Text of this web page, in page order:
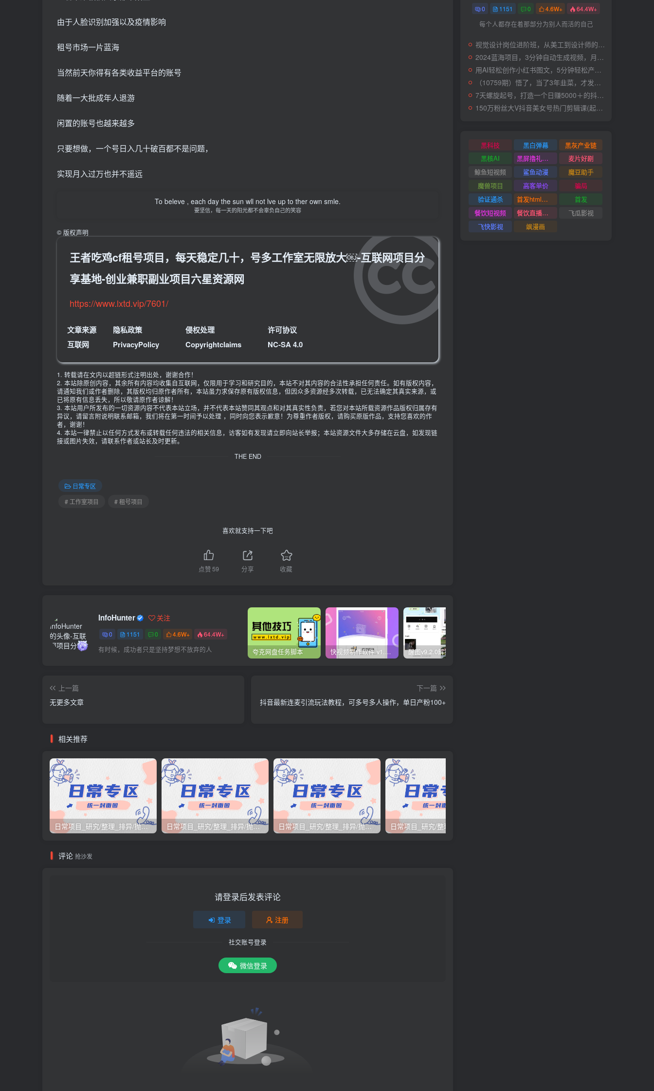
由于人脸识别加强以及疫情影响
租号市场一片蓝海
当然前天你得有各类收益平台的账号
随着一大批成年人退游
闲置的账号也越来越多
只要想做，一个号日入几十破百都不是问题，
实现月入过万也并不遥远
To beleve , each day the sun wll not lve up to ther own smle.
要坚信，每一天的阳光都不会辜负自己的笑容
© 版权声明
王者吃鸡cf租号项目，每天稳定几十，号多工作室无限放大￼-互联网项目分
享基地-创业兼职副业项目六星资源网
https://www.lxtd.vip/7601/
文章来源
互联网
隐私政策
PrivacyPolicy
侵权处理
Copyrightclaims
许可协议
NC-SA 4.0
1. 转载请在文内以超链形式注明出处，谢谢合作！
2. 本站除原创内容，其余所有内容均收集自互联网，仅限用于学习和研究目的，本站不对其内容的合法性承担任何责任。如有版权内容，
请通知我们或作者删除，其版权均归原作者所有，本站虽力求保存原有版权信息，但因众多资源经多次转载，已无法确定其真实来源，或
已将原有信息丢失，所以敬请原作者谅解！
3. 本站用户所发布的一切资源内容不代表本站立场，并不代表本站赞同其观点和对其真实性负责，若您对本站所载资源作品版权归属存有
异议，请留言附说明联系邮箱，我们将在第一时间予以处理 ，同时向您表示歉意！为尊重作者版权，请购买原版作品，支持您喜欢的作
者，谢谢！
4. 本站一律禁止以任何方式发布或转载任何违法的相关信息，访客如有发现请立即向站长举报；本站资源文件大多存储在云盘，如发现链
接或图片失效，请联系作者或站长及时更新。
THE END
日常专区
# 工作室项目
# 租号项目
喜欢就支持一下吧
点赞 59 分享 收藏
InfoHunter 关注
0 1151 0 4.6W+ 64.4W+
有时候，成功者只是坚持梦想不放弃的人 夸克网盘任务脚本 快视频制作软件 v1.1.1安卓版
上一篇
无更多文章
下一篇
抖音最新连麦引流玩法教程，可多号多人操作，单日产粉100+
相关推荐
日常项目_研究/整理_排异/抛弃汇总[26.3.15-3.21整理] 日常项目_研究/整理_排异/抛弃汇总[25.12.1-12.12整理] 日常项目_研究/整理_排异/抛弃汇总[25.11.1-11.30整理]
评论 抢沙发
请登录后发表评论
登录 注册
社交账号登录
微信登录
0 1151 0 4.6W+ 64.4W+
每个人都存在着那部分为别人而活的自己
视觉设计岗位进阶班，从美工到设计师的蜕变（4节视频课程）
2024蓝海项目，3分钟自动生成视频，月入过万
用AI轻松创作小红书图文，5分钟轻松产出300条小红书爆款笔记！
（10759期）悟了，当了3年韭菜，才发现网赚圈年赚100万的核心是卖项目，含泪分享！
7天螺旋起号，打造一个日赚5000＋的抖音壁纸号（价值688）
150万粉丝大V抖音美女号热门剪辑课(起号 过原创 素材来源 无人直播 变现)
黑科技 黑白弹幕
黑灰产业链
黑核AI
黑屏撸礼物撸门票
麦片好剧
鲸鱼短视频
鲨鱼动漫
魔豆助手
魔兽项目
高客单价
骗局
验证通杀
首发html小霸王游戏网站搭建项目
首发
餐饮短视频
餐饮直播引流
飞瓜影视
飞快影视
飒漫画